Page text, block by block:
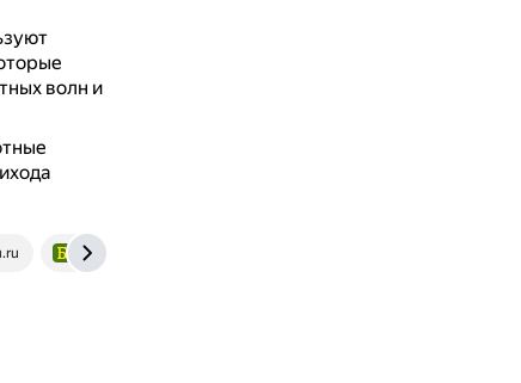
волн и
www.bibliofond.ru